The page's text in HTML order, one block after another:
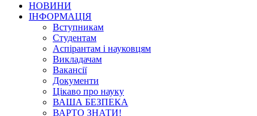
НОВИНИ
ІНФОРМАЦІЯ
Вступникам
Студентам
Аспірантам і науковцям
Викладачам
Вакансії
Документи
Цікаво про науку
ВАША БЕЗПЕКА
ВАРТО ЗНАТИ!